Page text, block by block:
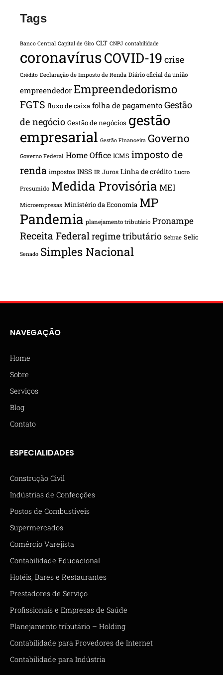
Tags
Banco Central Capital de Giro CLT CNPJ contabilidade
coronavírusCOVID-19 crise
Crédito Declaração de Imposto de Renda Diário oficial da união
empreendedor Empreendedorismo
FGTS fluxo de caixa folha de pagamento Gestão
de negócio Gestão de negócios gestão
empresarial Gestão Financeira Governo
Governo Federal Home Office ICMS imposto de
renda impostos INSS IR Juros Linha de crédito Lucro
Presumido Medida Provisória MEI
Microempresas Ministério da Economia MP
Pandemia planejamento tributário Pronampe
Receita Federalregime tributário Sebrae Selic
Senado Simples Nacional
NAVEGAÇÃO
Home
Sobre
Serviços
Blog
Contato
ESPECIALIDADES
Construção Civil
Indústrias de Confecções
Postos de Combustíveis
Supermercados
Comércio Varejista
Contabilidade Educacional
Hotéis, Bares e Restaurantes
Prestadores de Serviço
Profissionais e Empresas de Saúde
Planejamento tributário – Holding
Contabilidade para Provedores de Internet
Contabilidade para Indústria